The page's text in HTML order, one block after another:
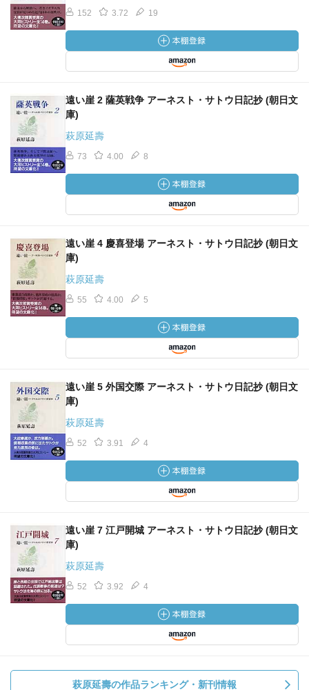
152 3.72 19
遠い崖 2 薩英戦争 アーネスト・サトウ日記抄 (朝日文
庫)
萩原延壽
73 4.00 8
遠い崖 4 慶喜登場 アーネスト・サトウ日記抄 (朝日文
庫)
萩原延壽
55 4.00 5
遠い崖 5 外国交際 アーネスト・サトウ日記抄 (朝日文
庫)
萩原延壽
52 3.91 4
遠い崖 7 江戸開城 アーネスト・サトウ日記抄 (朝日文
庫)
萩原延壽
52 3.92 4
萩原延壽の作品ランキング・新刊情報